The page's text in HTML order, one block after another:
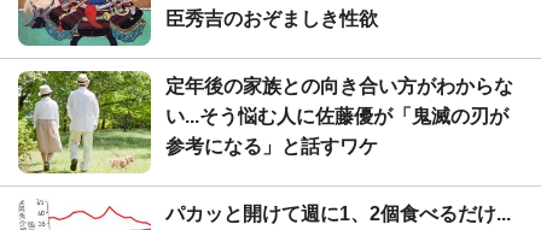
臣秀吉のおぞましき性欲
定年後の家族との向き合い方がわからな
い...そう悩む人に佐藤優が「鬼滅の刃が
参考になる」と話すワケ
パカッと開けて週に1、2個食べるだけ...